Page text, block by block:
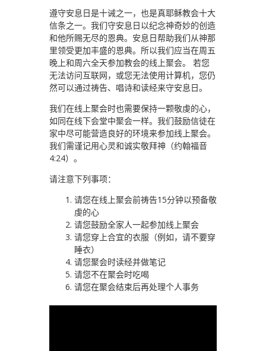
遵守安息日是十诫之一，也是真耶稣教会十大
信条之一。我们守安息日以纪念神奇妙的创造
和他所赐无尽的恩典。安息日帮助我们从神那
里领受更加丰盛的恩典。所以我们应当在周五
晚上和周六全天参加教会的线上聚会。 若您
无法访问互联网，或您无法使用计算机，您仍
然可以通过祷告、唱诗和读经来守安息日。
我们在线上聚会时也需要保持一颗敬虔的心，
如同在线下会堂中聚会一样。我们鼓励信徒在
家中尽可能营造良好的环境来参加线上聚会。
我们需谨记用心灵和诚实敬拜神（约翰福音
4:24）。
请注意下列事项：
请您在线上聚会前祷告15分钟以预备敬
虔的心
请您鼓励全家人一起参加线上聚会
请您穿上合宜的衣服（例如，请不要穿
睡衣）
请您聚会时读经并做笔记
请您不在聚会时吃喝
请您在聚会结束后再处理个人事务